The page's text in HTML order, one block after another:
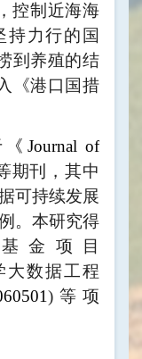
控制近海海
持力行的国
到养殖的结
《港口国措
《Journal of
期刊，其中
可持续发展
。本研究得
金项目
大数据工程
)等项